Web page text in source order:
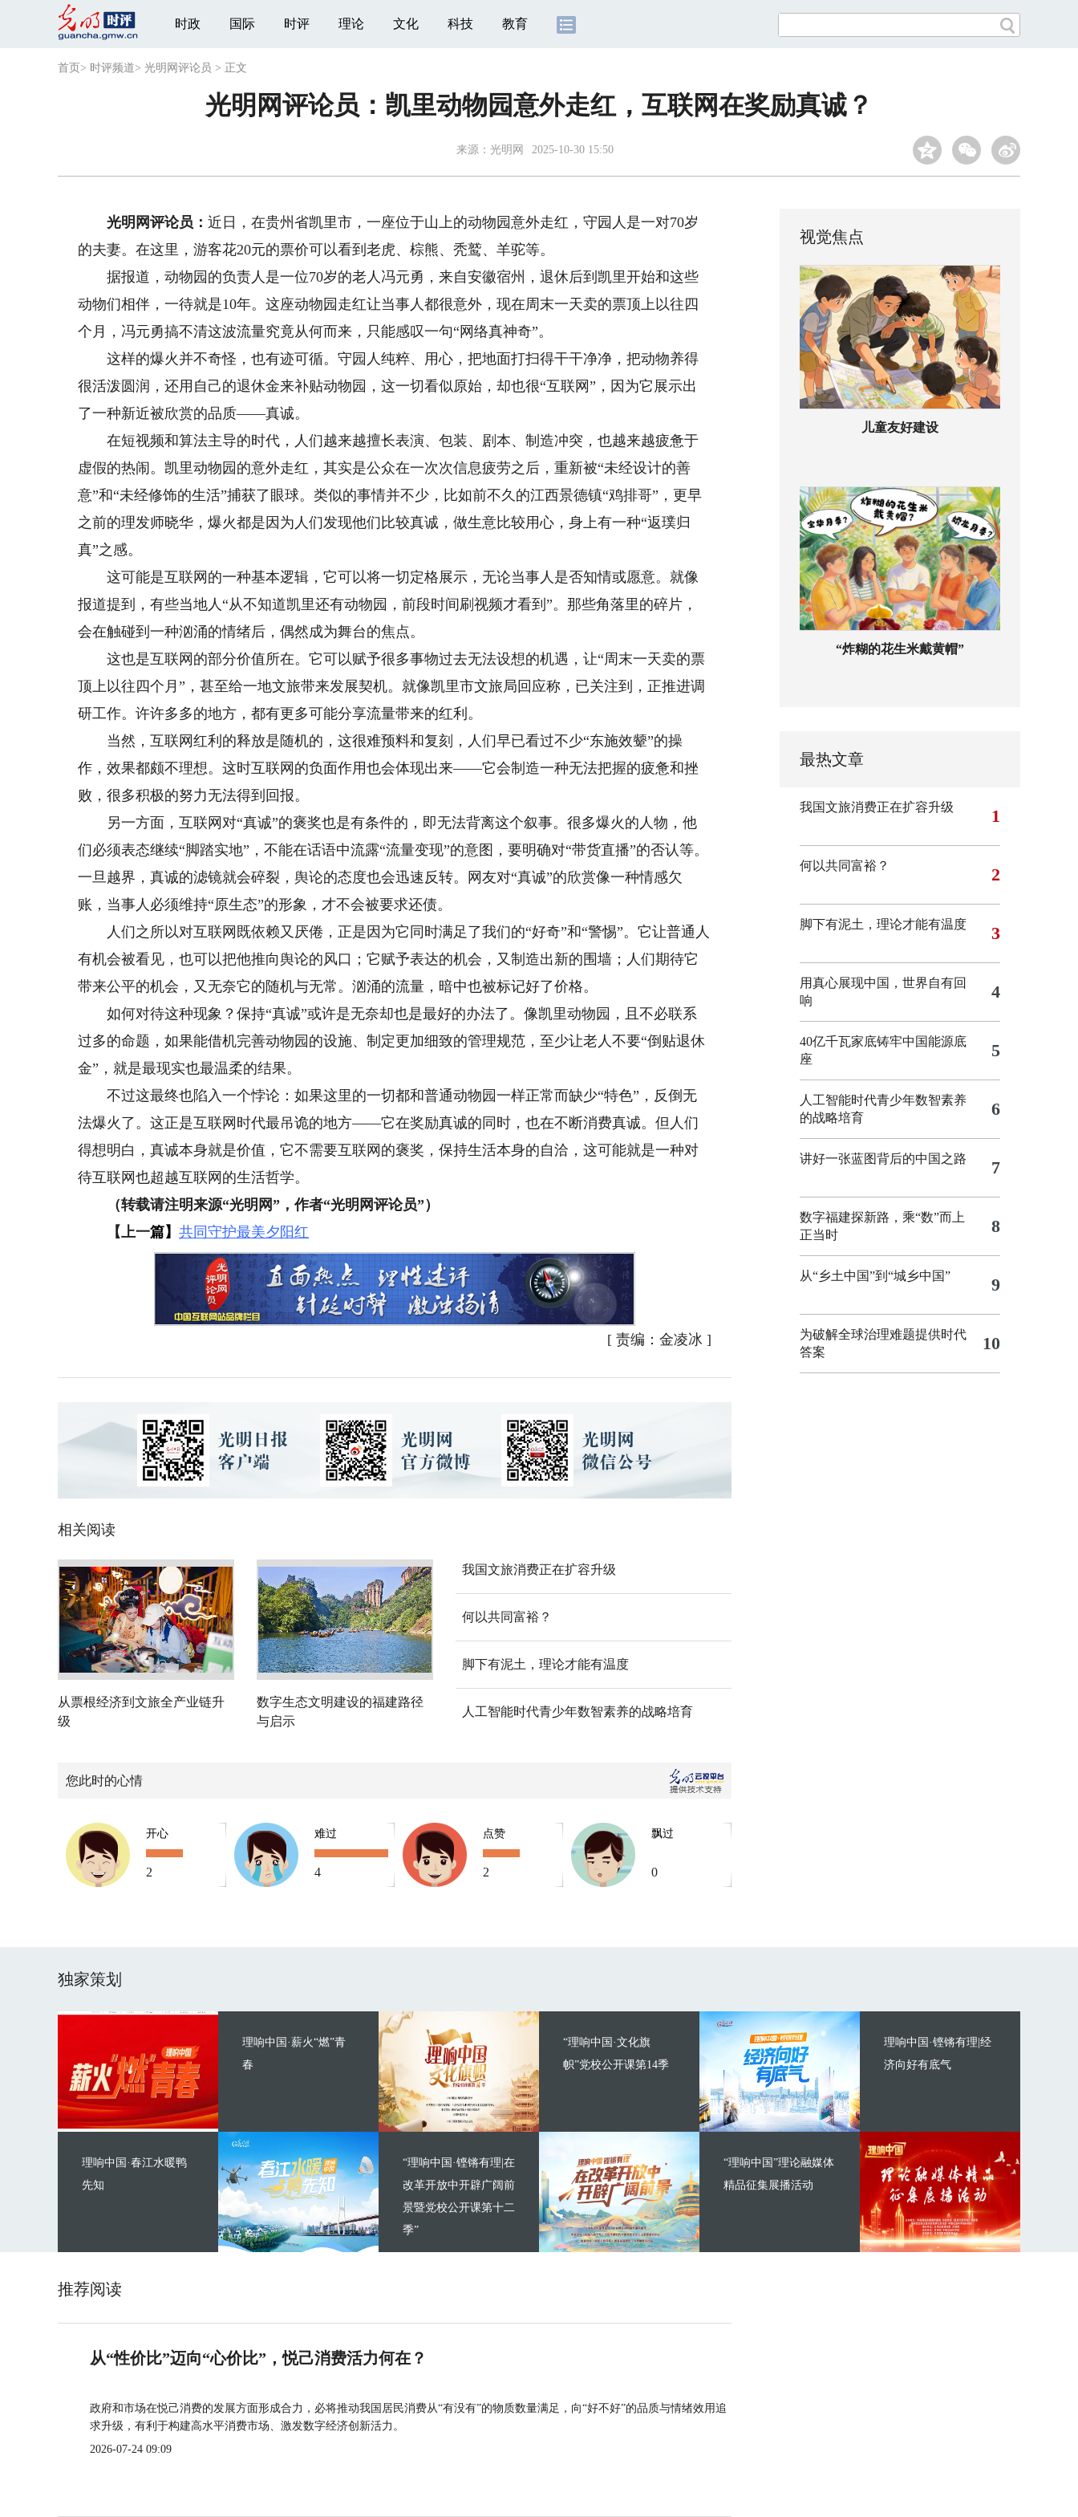
时政 国际 时评 理论 文化 科技 教育
首页 > 时评频道> 光明网评论员 > 正文
光明网评论员：凯里动物园意外走红，互联网在奖励真诚？
来源： 光明网 2025-10-30 15:50
光明网评论员：近日，在贵州省凯里市，一座位于山上的动物园意外走红，守园人是一对70岁
的夫妻。在这里，游客花20元的票价可以看到老虎、棕熊、秃鹫、羊驼等。
据报道，动物园的负责人是一位70岁的老人冯元勇，来自安徽宿州，退休后到凯里开始和这些
动物们相伴，一待就是10年。这座动物园走红让当事人都很意外，现在周末一天卖的票顶上以往四
个月，冯元勇搞不清这波流量究竟从何而来，只能感叹一句“网络真神奇”。
这样的爆火并不奇怪，也有迹可循。守园人纯粹、用心，把地面打扫得干干净净，把动物养得
很活泼圆润，还用自己的退休金来补贴动物园，这一切看似原始，却也很“互联网”，因为它展示出
了一种新近被欣赏的品质——真诚。
在短视频和算法主导的时代，人们越来越擅长表演、包装、剧本、制造冲突，也越来越疲惫于
虚假的热闹。凯里动物园的意外走红，其实是公众在一次次信息疲劳之后，重新被“未经设计的善
意”和“未经修饰的生活”捕获了眼球。类似的事情并不少，比如前不久的江西景德镇“鸡排哥”，更早
之前的理发师晓华，爆火都是因为人们发现他们比较真诚，做生意比较用心，身上有一种“返璞归
真”之感。
这可能是互联网的一种基本逻辑，它可以将一切定格展示，无论当事人是否知情或愿意。就像
报道提到，有些当地人“从不知道凯里还有动物园，前段时间刷视频才看到”。那些角落里的碎片，
会在触碰到一种汹涌的情绪后，偶然成为舞台的焦点。
这也是互联网的部分价值所在。它可以赋予很多事物过去无法设想的机遇，让“周末一天卖的票
顶上以往四个月”，甚至给一地文旅带来发展契机。就像凯里市文旅局回应称，已关注到，正推进调
研工作。许许多多的地方，都有更多可能分享流量带来的红利。
当然，互联网红利的释放是随机的，这很难预料和复刻，人们早已看过不少“东施效颦”的操
作，效果都颇不理想。这时互联网的负面作用也会体现出来——它会制造一种无法把握的疲惫和挫
败，很多积极的努力无法得到回报。
另一方面，互联网对“真诚”的褒奖也是有条件的，即无法背离这个叙事。很多爆火的人物，他
们必须表态继续“脚踏实地”，不能在话语中流露“流量变现”的意图，要明确对“带货直播”的否认等。
一旦越界，真诚的滤镜就会碎裂，舆论的态度也会迅速反转。网友对“真诚”的欣赏像一种情感欠
账，当事人必须维持“原生态”的形象，才不会被要求还债。
人们之所以对互联网既依赖又厌倦，正是因为它同时满足了我们的“好奇”和“警惕”。它让普通人
有机会被看见，也可以把他推向舆论的风口；它赋予表达的机会，又制造出新的围墙；人们期待它
带来公平的机会，又无奈它的随机与无常。汹涌的流量，暗中也被标记好了价格。
如何对待这种现象？保持“真诚”或许是无奈却也是最好的办法了。像凯里动物园，且不必联系
过多的命题，如果能借机完善动物园的设施、制定更加细致的管理规范，至少让老人不要“倒贴退休
金”，就是最现实也最温柔的结果。
不过这最终也陷入一个悖论：如果这里的一切都和普通动物园一样正常而缺少“特色”，反倒无
法爆火了。这正是互联网时代最吊诡的地方——它在奖励真诚的同时，也在不断消费真诚。但人们
得想明白，真诚本身就是价值，它不需要互联网的褒奖，保持生活本身的自洽，这可能就是一种对
待互联网也超越互联网的生活哲学。
（转载请注明来源“光明网”，作者“光明网评论员”）
【上一篇】共同守护最美夕阳红
[ 责编：金凌冰 ]
相关阅读
从票根经济到文旅全产业链升
级
数字生态文明建设的福建路径
与启示
我国文旅消费正在扩容升级
何以共同富裕？
脚下有泥土，理论才能有温度
人工智能时代青少年数智素养的战略培育
您此时的心情
开心
2
难过
4
点赞
2
飘过
0
视觉焦点
儿童友好建设
“炸糊的花生米戴黄帽”
最热文章
我国文旅消费正在扩容升级 1
何以共同富裕？ 2
脚下有泥土，理论才能有温度 3
用真心展现中国，世界自有回
响
4
40亿千瓦家底铸牢中国能源底
座
5
人工智能时代青少年数智素养
的战略培育
6
讲好一张蓝图背后的中国之路 7
数字福建探新路，乘“数”而上
正当时
8
从“乡土中国”到“城乡中国” 9
为破解全球治理难题提供时代
答案
10
独家策划
理响中国·薪火“燃”青
春
理响中国·春江水暖鸭
先知
“理响中国·文化旗
帜”党校公开课第14季
“理响中国·铿锵有理|在
改革开放中开辟广阔前
景暨党校公开课第十二
季”
理响中国·铿锵有理|经
济向好有底气
“理响中国”理论融媒体
精品征集展播活动
推荐阅读
从“性价比”迈向“心价比”，悦己消费活力何在？
政府和市场在悦己消费的发展方面形成合力，必将推动我国居民消费从“有没有”的物质数量满足，向“好不好”的品质与情绪效用追
求升级，有利于构建高水平消费市场、激发数字经济创新活力。
2026-07-24 09:09